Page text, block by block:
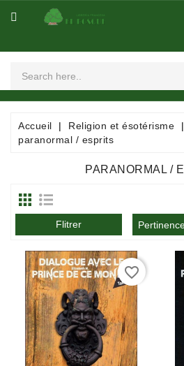
CATÉGORIE
Spectacles
Dessinées
Mangas
Consommables
Dictionnaires
Encyclopédies
Documentation
Entreprise,économie
Accueil Religion et ésotérisme
paranormal / esprits
PARANORMAL /
Flitrer
favorite_border